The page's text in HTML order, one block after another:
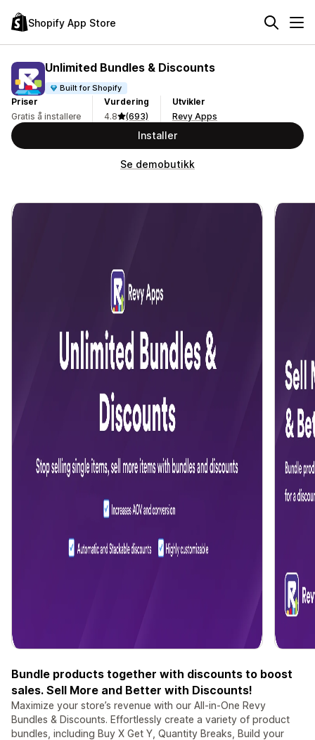
Shopify App Store
Unlimited Bundles & Discounts
Built for Shopify
Priser
Gratis å installere
Vurdering
4.8
(693)
Utvikler
Revy Apps
Installer
Se demobutikk
Bundle products together with discounts to boost
sales. Sell More and Better with Discounts!
Maximize your store’s revenue with our All-in-One Revy
Bundles & Discounts. Effortlessly create a variety of product
bundles, including Buy X Get Y, Quantity Breaks, Build your